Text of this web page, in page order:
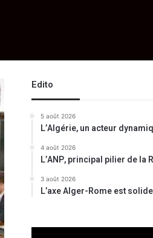
Edito
5 août 2026
L’Algérie, un acteur
4 août 2026
L’ANP, principal pilier de la
3 août 2026
L’axe Alger-Rome est solide